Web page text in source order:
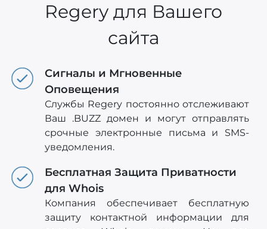
Regery для Вашего
сайта
Сигналы и Мгновенные
Оповещения
Службы Regery постоянно отслеживают
Ваш .BUZZ домен и могут отправлять
срочные электронные письма и SMS-
уведомления.
Бесплатная Защита Приватности
для Whois
Компания обеспечивает бесплатную
защиту контактной информации для